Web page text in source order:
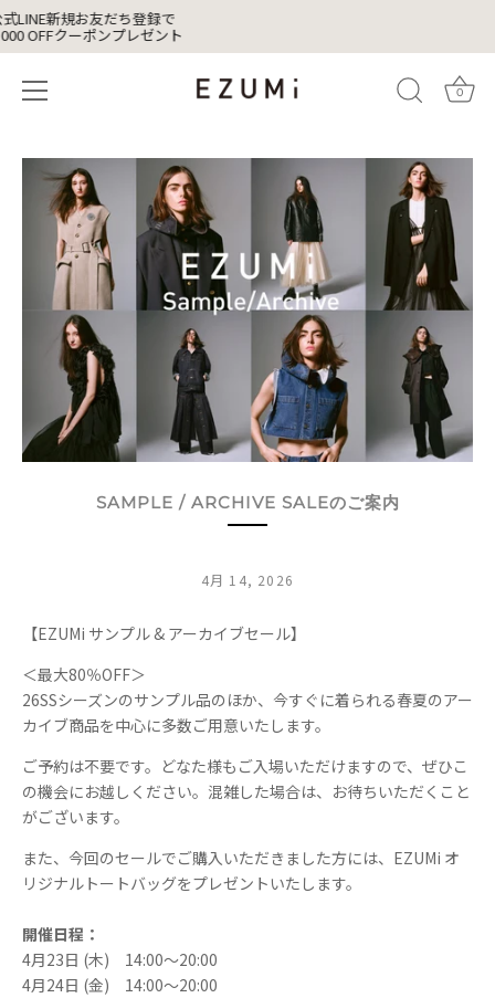
content
LINE新規お友だち登録で
OFFクーポンプレゼント
0
SAMPLE / ARCHIVE SALEのご案内
4月 14, 2026
【EZUMi サンプル & アーカイブセール】
＜最大80％OFF＞
26SSシーズンのサンプル品のほか、 今すぐに着られる春夏のアー
カイブ商品を中心に多数ご用意いたし ます。
ご予約は不要です。どなた様もご入場いただけますので、 ぜひこ
の機会にお越しください。混雑した場合は、 お待ちいただくこと
がございます。
また、今回のセールでご購入いただきました方には、EZUMi オ
リジナルトートバッグをプレゼントいたします。
開催日程：
4月23日 (木) 14:00～20:00
4月24日 (金) 14:00～20:00